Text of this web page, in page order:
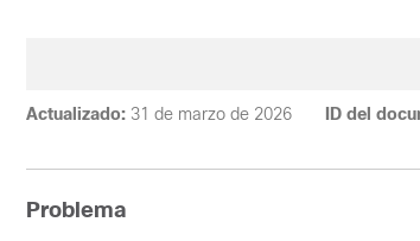
Actualizado: 31 de marzo de 2026 ID del
Problema